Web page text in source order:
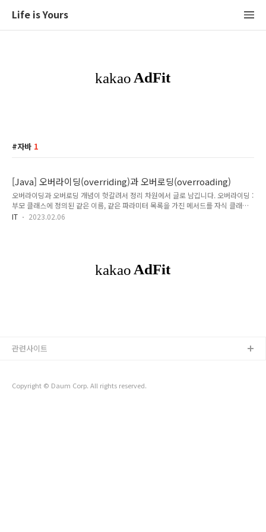
Life is Yours
자바 1
[Java] 오버라이딩(overriding)과 오버로딩(overroading)
오버라이딩과 오버로딩 개념이 헛갈려서 정리 차원에서 글로 남깁니다. 오버라이딩 :
부모 클래스에 정의된 같은 이름, 같은 파라미터 목록을 가진 메서드를 자식 클래스
에서 재정의하는 경우를 가리킨다. 자식 클래스의 메서드는 오버라이딩 한 부모 클래
IT 2023.02.06
Copyright © Daum Corp. All rights reserved.
관련사이트